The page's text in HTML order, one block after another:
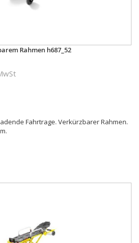
Rahmen h687_52
Fahrtrage. Verkürzbarer Rahmen.